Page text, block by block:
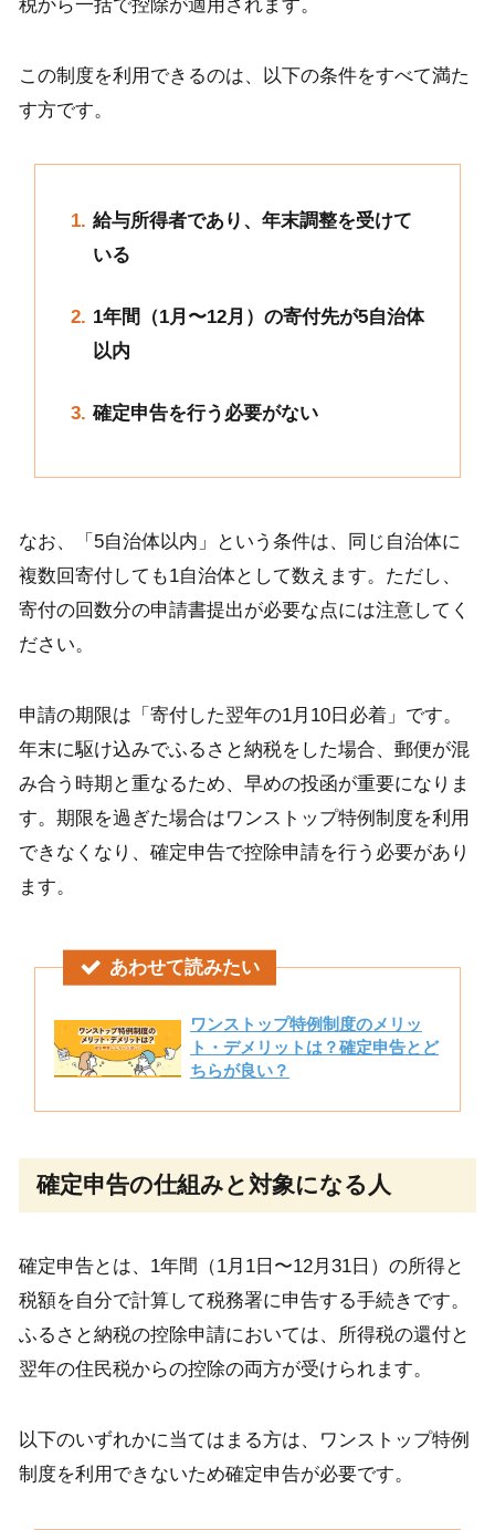
税から一括で控除が適用されます。
この制度を利用できるのは、以下の条件をすべて満た
す方です。
給与所得者であり、年末調整を受けて
いる
1年間（1月〜12月）の寄付先が5自治体
以内
確定申告を行う必要がない
なお、「5自治体以内」という条件は、同じ自治体に
複数回寄付しても1自治体として数えます。ただし、
寄付の回数分の申請書提出が必要な点には注意してく
ださい。
申請の期限は「寄付した翌年の1月10日必着」です。
年末に駆け込みでふるさと納税をした場合、郵便が混
み合う時期と重なるため、早めの投函が重要になりま
す。期限を過ぎた場合はワンストップ特例制度を利用
できなくなり、確定申告で控除申請を行う必要があり
ます。
あわせて読みたい
ワンストップ特例制度のメリッ
ト・デメリットは？確定申告とど
ちらが良い？
確定申告の仕組みと対象になる人
確定申告とは、1年間（1月1日〜12月31日）の所得と
税額を自分で計算して税務署に申告する手続きです。
ふるさと納税の控除申請においては、所得税の還付と
翌年の住民税からの控除の両方が受けられます。
以下のいずれかに当てはまる方は、ワンストップ特例
制度を利用できないため確定申告が必要です。